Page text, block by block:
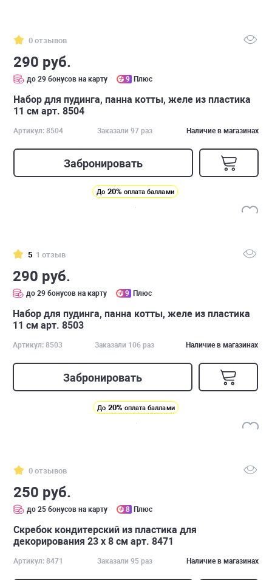
0 отзывов
290 руб.
до 29 бонусов на карту 9 Плюс
Набор для пудинга, панна котты, желе из пластика
11 см арт. 8504
Артикул: 8504 Заказали 97 раз Наличие в магазинах
Забронировать
До 20% оплата баллами
5 1 отзыв
290 руб.
до 29 бонусов на карту 9 Плюс
Набор для пудинга, панна котты, желе из пластика
11 см арт. 8503
Артикул: 8503 Заказали 106 раз Наличие в магазинах
Забронировать
До 20% оплата баллами
0 отзывов
250 руб.
до 25 бонусов на карту 8 Плюс
Скребок кондитерский из пластика для
декорирования 23 x 8 см арт. 8471
Артикул: 8471 Заказали 95 раз Наличие в магазинах